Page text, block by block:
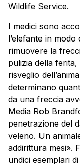
Wildlife Service.
I medici sono
l’elefante in
rimuovere la
pulizia della
risveglio
determinano
da una freccia
Media Rob
penetrazione del
veleno. Un
addirittura mesi».
undici esemplari